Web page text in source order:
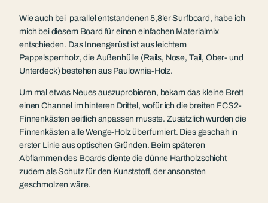
Wie auch bei parallel entstandenen 5,8’er Surfboard, habe ich
mich bei diesem Board für einen einfachen Materialmix
entschieden. Das Innengerüst ist aus leichtem
Pappelsperrholz, die Außenhülle (Rails, Nose, Tail, Ober- und
Unterdeck) bestehen aus Paulownia-Holz.
Um mal etwas Neues auszuprobieren, bekam das kleine Brett
einen Channel im hinteren Drittel, wofür ich die breiten FCS2-
Finnenkästen seitlich anpassen musste. Zusätzlich wurden die
Finnenkästen alle Wenge-Holz überfurniert. Dies geschah in
erster Linie aus optischen Gründen. Beim späteren
Abflammen des Boards diente die dünne Hartholzschicht
zudem als Schutz für den Kunststoff, der ansonsten
geschmolzen wäre.